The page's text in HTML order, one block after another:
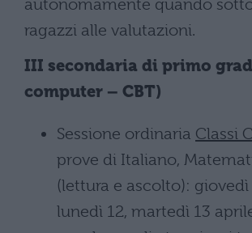
autonomamente quando
ragazzi alle valutazioni.
III secondaria di primo
computer – CBT)
Sessione ordinaria Classi
prove di Italiano,
(lettura e ascolto): giovedì
lunedì 12, martedì 13